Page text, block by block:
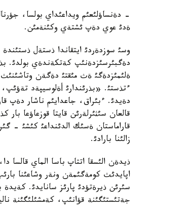
- دةنساؤلئعئم ويداعئداي بولسا،
ةدئ عوي دةپ ئشتةي وكئنةمئن.
وسئ سوزدةردئ ايتقاندا ذستةل
دةگبئرسئزدةنئپ كةتكةندةي بولدئ.
ةلئمئزدةگئ ةث مئقتئ دةگةن وتاشئنئث
ءتذستئ. «بذرئندارئ أةلوسيپةد
دةيدئ. ءبئراق، جاعدايئم ناشار دةپ
قالعان سئثئرلةرئن قايتا قوزعاؤعا
قاراماستان ةسئك الدئنداعئ كئشئ -
زالئنا بارادئ.
ذيدةن الئسقا اتتاپ باسا الماي قالسا
اپايدئث كومةگئمةن ونةر وشاعئنا
سئرئن ذيرةتؤدئ پارئز سانايدئ.
جةتئستئگئنة قؤانئپ، كةمشئلئگئنة